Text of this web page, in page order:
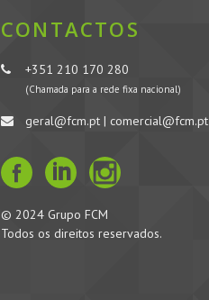
CONTACTOS
+351 210 170 280
(Chamada para a rede fixa nacional)
geral@fcm.pt | comercial@fcm.pt
© 2024 Grupo FCM
Todos os direitos reservados.